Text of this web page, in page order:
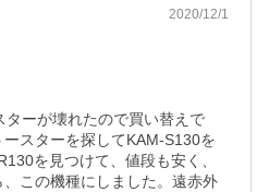
2020/12/1
ーが壊れたので買い替えで
スターを探してKAM-S130を
を見つけて、値段も安く、
この機種にしました。遠赤外